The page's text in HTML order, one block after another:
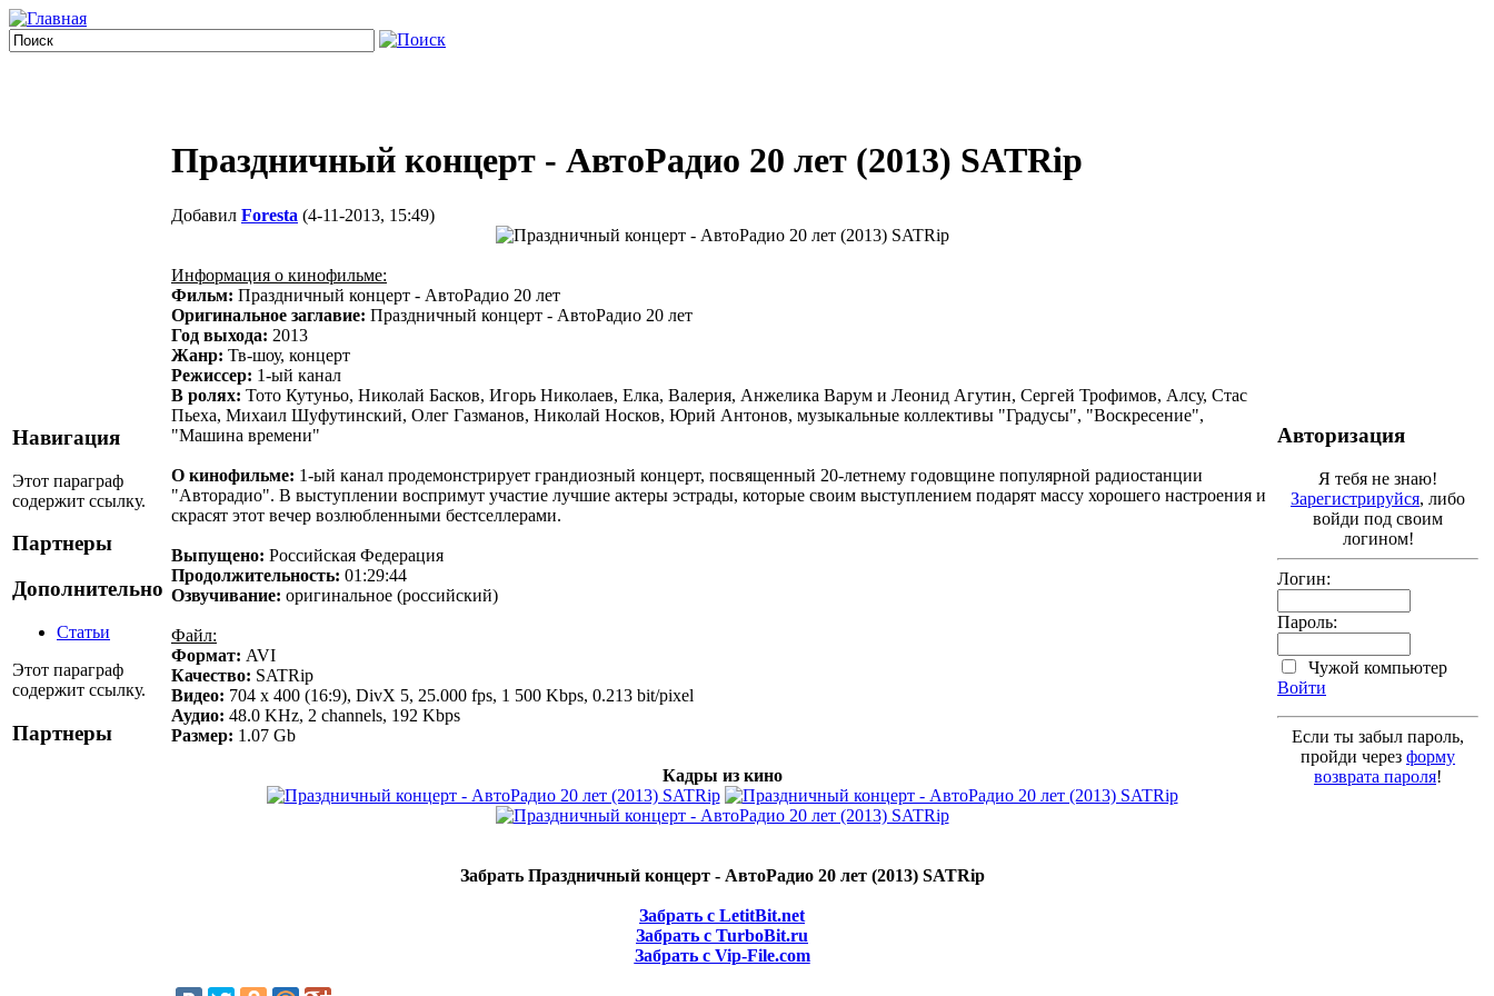
Навигация
Этот параграф
содержит ссылку.
Партнеры
Дополнительно
Статьи
Этот параграф
содержит ссылку.
Партнеры
Праздничный концерт - АвтоРадио 20 лет (2013) SATRip
Добавил Foresta (4-11-2013, 15:49)
Информация о кинофильме:
Фильм: Праздничный концерт - АвтоРадио 20 лет
Оригинальное заглавие: Праздничный концерт - АвтоРадио 20 лет
Год выхода: 2013
Жанр: Тв-шоу, концерт
Режиссер: 1-ый канал
В ролях: Тото Кутуньо, Николай Басков, Игорь Николаев, Елка, Валерия, Анжелика Варум и Леонид Агутин, Сергей Трофимов, Алсу, Стас
Пьеха, Михаил Шуфутинский, Олег Газманов, Николай Носков, Юрий Антонов, музыкальные коллективы "Градусы", "Воскресение",
"Машина времени"
О кинофильме: 1-ый канал продемонстрирует грандиозный концерт, посвященный 20-летнему годовщине популярной радиостанции
"Авторадио". В выступлении воспримут участие лучшие актеры эстрады, которые своим выступлением подарят массу хорошего настроения и
скрасят этот вечер возлюбленными бестселлерами.
Выпущено: Российская Федерация
Продолжительность: 01:29:44
Озвучивание: оригинальное (российский)
Файл:
Формат: AVI
Качество: SATRip
Видео: 704 x 400 (16:9), DivX 5, 25.000 fps, 1 500 Kbps, 0.213 bit/pixel
Аудио: 48.0 KHz, 2 channels, 192 Kbps
Размер: 1.07 Gb
Кадры из кино
Забрать Праздничный концерт - АвтоРадио 20 лет (2013) SATRip
Забрать с LetitBit.net
Забрать с TurboBit.ru
Забрать с Vip-File.com
Авторизация
Я тебя не знаю!
Зарегистрируйся, либо
войди под своим
логином!
Логин:
Пароль:
Чужой компьютер
Войти
Если ты забыл пароль,
пройди через форму
возврата пароля!